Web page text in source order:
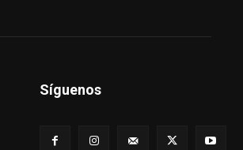
Síguenos